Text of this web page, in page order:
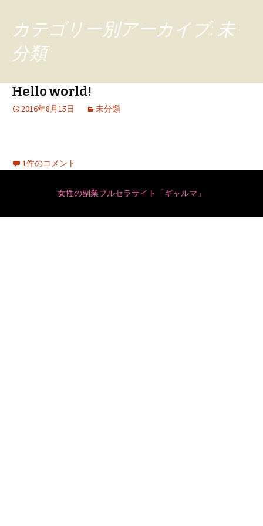
カテゴリー別アーカイブ: 未
分類
Hello world!
2016年8月15日 未分類
1件のコメント
女性の副業ブルセラサイト「ギャルマ」